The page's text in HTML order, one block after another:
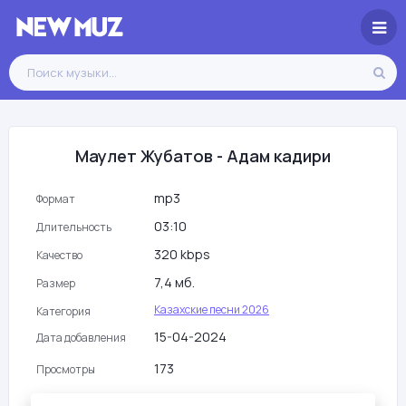
Маулет Жубатов - Адам кадири
Формат mp3
Длительность 03:10
Качество 320 kbps
Размер 7,4 мб.
Категория
Казахские песни 2026
Дата добавления
15-04-2024
Просмотры 173